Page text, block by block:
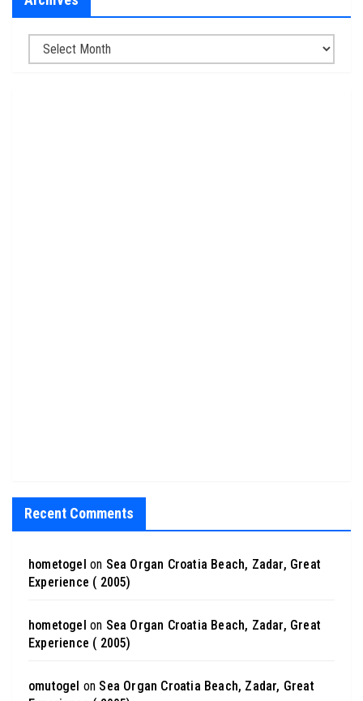
Recent Comments
hometogel on Sea Organ Croatia Beach, Zadar, Great
Experience ( 2005)
hometogel on Sea Organ Croatia Beach, Zadar, Great
Experience ( 2005)
omutogel on Sea Organ Croatia Beach, Zadar, Great